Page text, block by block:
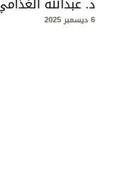
6 ديسمبر 2025